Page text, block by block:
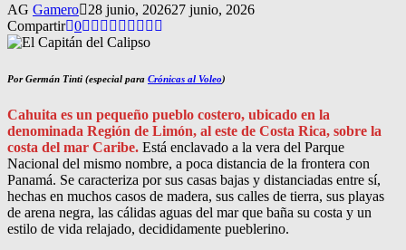
AG Gamero 28 junio, 202627 junio, 2026
Compartir 0
Por Germán Tinti (especial para Crónicas al Voleo)
Cahuita es un pequeño pueblo costero, ubicado en la
denominada Región de Limón, al este de Costa Rica, sobre la
costa del mar Caribe. Está enclavado a la vera del Parque
Nacional del mismo nombre, a poca distancia de la frontera con
Panamá. Se caracteriza por sus casas bajas y distanciadas entre sí,
hechas en muchos casos de madera, sus calles de tierra, sus playas
de arena negra, las cálidas aguas del mar que baña su costa y un
estilo de vida relajado, decididamente pueblerino.